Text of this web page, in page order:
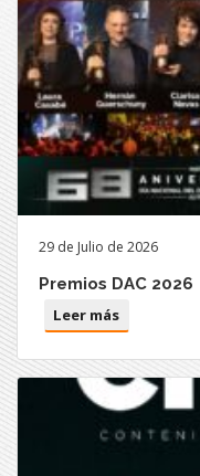
29 de Julio de 2026
Premios DAC 2026
Leer más